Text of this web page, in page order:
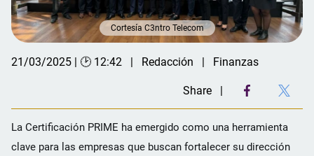
Cortesía C3ntro Telecom
21/03/2025 | 🕑 12:42 Redacción Finanzas
Share
La Certificación PRIME ha emergido como una herramienta
clave para las empresas que buscan fortalecer su dirección